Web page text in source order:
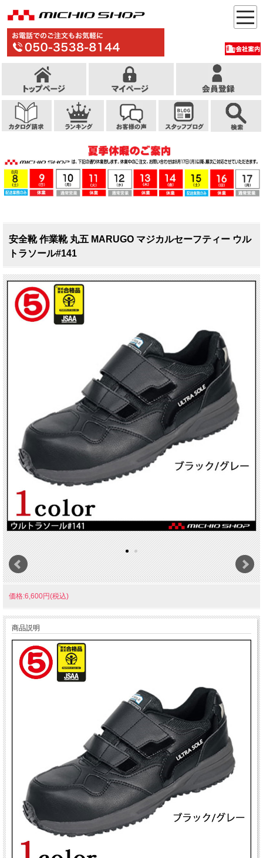
安全靴 作業靴 丸五 MARUGO マジカルセーフティー ウル
トラソール#141
価格:6,600円(税込)
商品説明